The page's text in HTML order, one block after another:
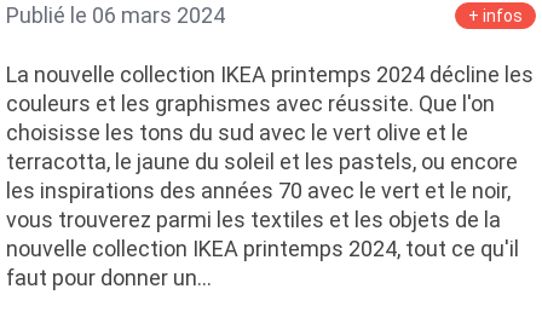
Publié le 06 mars 2024 + infos
La nouvelle collection IKEA printemps 2024 décline les
couleurs et les graphismes avec réussite. Que l'on
choisisse les tons du sud avec le vert olive et le
terracotta, le jaune du soleil et les pastels, ou encore
les inspirations des années 70 avec le vert et le noir,
vous trouverez parmi les textiles et les objets de la
nouvelle collection IKEA printemps 2024, tout ce qu'il
faut pour donner un…